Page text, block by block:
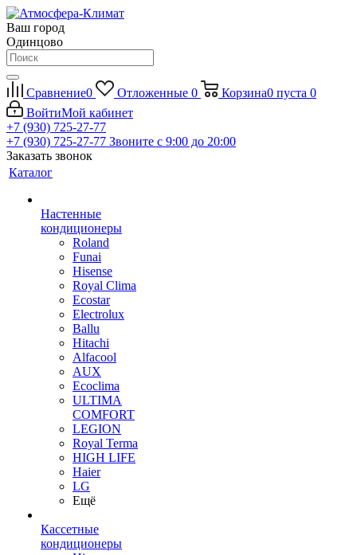
Ваш город
Одинцово
Сравнение0 Отложенные 0 Корзина0 пуста 0
ВойтиМой кабинет
+7 (930) 725-27-77
+7 (930) 725-27-77 Звоните с 9:00 до 20:00
Заказать звонок
Каталог
Настенные
кондиционеры
Roland
Funai
Hisense
Royal Clima
Ecostar
Electrolux
Ballu
Hitachi
Alfacool
AUX
Ecoclima
ULTIMA
COMFORT
LEGION
Royal Terma
HIGH LIFE
Haier
LG
Ещё
Кассетные
кондиционеры